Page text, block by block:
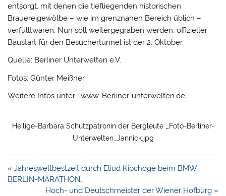
entsorgt, mit denen die tiefliegenden historischen
Brauereigewölbe – wie im grenznahen Bereich üblich –
verfülltwaren. Nun soll weitergegraben werden, offizieller
Baustart für den Besuchertunnel ist der 2. Oktober.
Quelle: Berliner Unterwelten e.V.
Fotos: Günter Meißner
Weitere Infos unter : www. Berliner-unterwelten.de
Heilige-Barbara Schutzpatronin der Bergleute _Foto-Berliner-
Unterwelten_Jannick.jpg
Beitragsnavigation
« Jahresweltbestzeit durch Eliud Kipchoge beim BMW
BERLIN-MARATHON.
Hoch- und Deutschmeister der Wiener Hofburg »